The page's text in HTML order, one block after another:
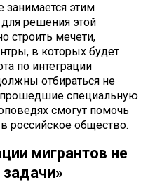
занимается этим
решения этой
строить мечети,
в которых будет
по интеграции
отбираться не
специальную
смогут помочь
российское общество.
мигрантов не